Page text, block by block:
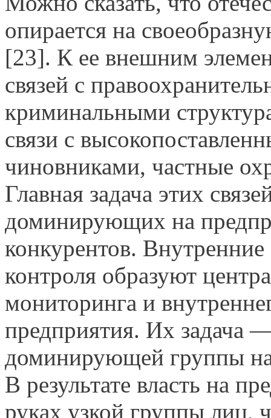
опирается на
[23]. К ее внешним
связей с
криминальными
связи с
чиновниками, частные
Главная задача этих
доминирующих на
конкурентов.
контроля образуют
мониторинга и
предприятия. Их задача
доминирующей группы
В результате власть на
руках узкой группы лиц,